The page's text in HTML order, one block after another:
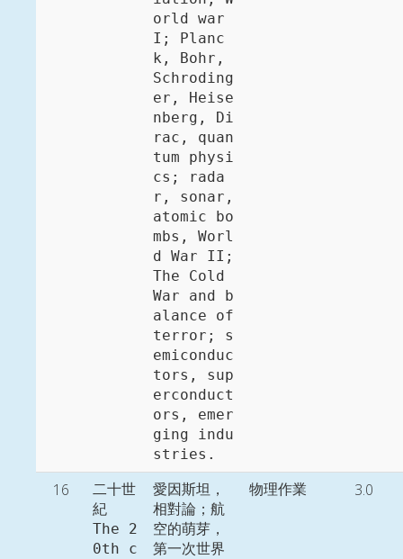
orld war
I; Planc
k, Bohr,
Schroding
er, Heise
nberg, Di
rac, quan
tum physi
cs; rada
r, sonar,
atomic bo
mbs, Worl
d War II;
The Cold
War and b
alance of
terror; s
emiconduc
tors, sup
erconduct
ors, emer
ging indu
stries.
16
二十世
紀
The 2
0th c
愛因斯坦，
相對論；航
空的萌芽，
第一次世界
物理作業 3.0